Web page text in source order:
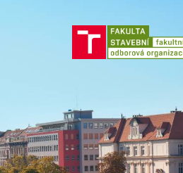
Jít
na
obsah